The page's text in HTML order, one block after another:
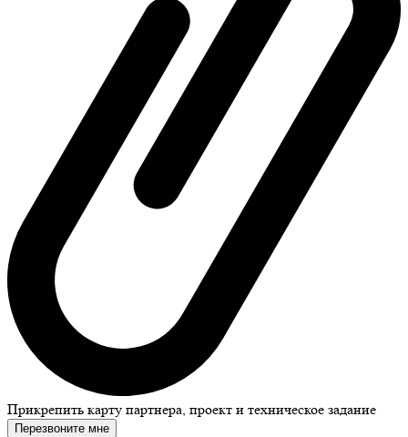
Прикрепить карту партнера, проект и техническое задание
Перезвоните мне